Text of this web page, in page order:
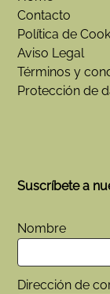
Contacto
Política de
Aviso Legal
Términos y
Protección de
Suscríbete a
Nombre
Dirección de